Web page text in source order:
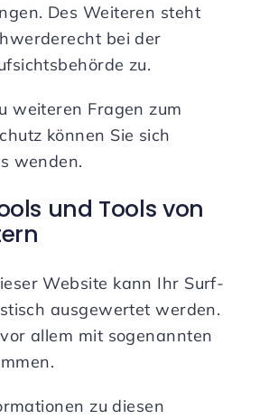
Des Weiteren steht
bei der
zu.
weiteren Fragen zum
können Sie sich
wenden.
und Tools von
Website kann Ihr Surf-
ausgewertet werden.
allem mit sogenannten
zu diesen